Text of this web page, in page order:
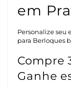
em
Personalize seu
para Berloques
Compre
Ganhe